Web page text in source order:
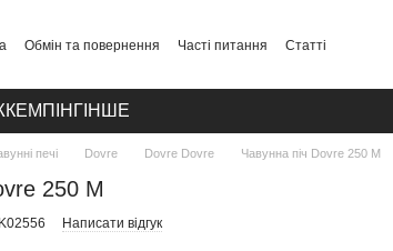
Обмін та повернення Часті питання
Статті
КЕМПІНГ ІНШЕ
печі Dovre Dovre Dovre Чавунна піч Dovre 250 M
250 M
Написати відгук